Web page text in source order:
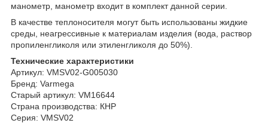
манометр, манометр входит в комплект данной серии.
В качестве теплоносителя могут быть использованы жидкие
среды, неагрессивные к материалам изделия (вода, раствор
пропиленгликоля или этиленгликоля до 50%).
Технические характеристики
Артикул: VMSV02-G005030
Бренд: Varmega
Старый артикул: VM16644
Страна производства: КНР
Серия: VMSV02